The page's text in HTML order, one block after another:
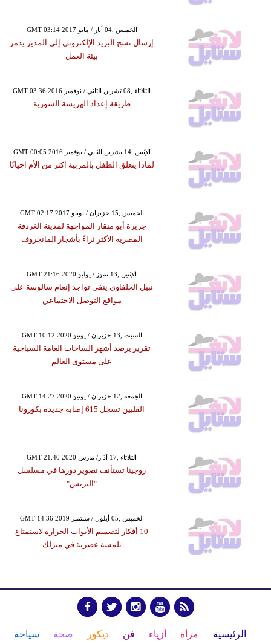
GMT 03:14 2017 الخميس ,04 أيار / مايو
إرسال نسخ البريد الإلكتروني إلى المدير يدمر
بيئة العمل
GMT 03:36 2016 الثلاثاء ,08 تشرين الثاني / نوفمبر
طريقة إعداد الهريسة السورية
GMT 00:05 2016 الإثنين ,14 تشرين الثاني / نوفمبر
لماذا يتعلق الطفل بالمربية اكثر من الأم احيانًا
GMT 02:17 2017 الخميس ,15 حزيران / يونيو
جزيرة أبو منقار المواجهة لمدينة الغردقة
المصرية الأكثر ثراءً بأشجار المانجروف
GMT 21:16 2020 الإثنين ,13 تموز / يوليو
نبيل الحلفاوي ينفي تواجد إنعام سالوسة على
مواقع التوصل الاجتماعي
GMT 10:12 2020 السبت ,13 حزيران / يونيو
تقرير يرصد أشهر الساحات العامة السياحية
على مستوى العالم
GMT 14:27 2020 الجمعة ,12 حزيران / يونيو
الفلبين تسجل 615 إصابة جديدة بكورونا
GMT 21:40 2020 الثلاثاء ,17 آذار/ مارس
روجينا تستأنف تصوير دورها في مسلسل
"البرنس"
GMT 14:36 2019 الخميس ,05 أيلول / سبتمبر
10 أفكار لتصميم الأبواب الجرارة لاستمتاع
بلمسة عصرية في منزلك
الرئيسية مرأة أزياء فن ديكور صحة سياحة